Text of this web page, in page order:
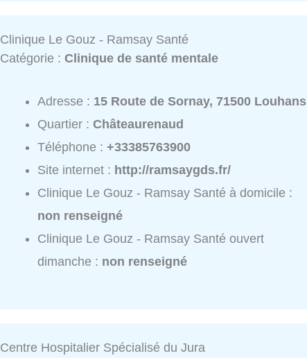
Clinique Le Gouz - Ramsay Santé
Catégorie :Clinique de santé mentale
Adresse : 15 Route de Sornay, 71500 Louhans
Quartier :Châteaurenaud
Téléphone :+33385763900
Site internet : http://ramsaygds.fr/
Clinique Le Gouz - Ramsay Santé à domicile :
non renseigné
Clinique Le Gouz - Ramsay Santé ouvert
dimanche : non renseigné
Centre Hospitalier Spécialisé du Jura